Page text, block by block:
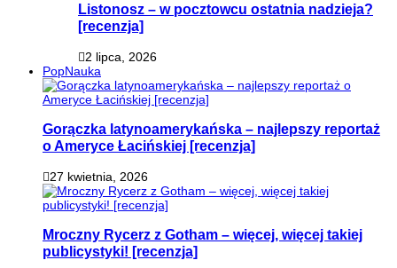
Listonosz – w pocztowcu ostatnia nadzieja?
[recenzja]
2 lipca, 2026
PopNauka
Gorączka latynoamerykańska – najlepszy reportaż
o Ameryce Łacińskiej [recenzja]
27 kwietnia, 2026
Mroczny Rycerz z Gotham – więcej, więcej takiej
publicystyki! [recenzja]